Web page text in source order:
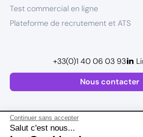
Continuer sans accepter
Salut c'est nous...
Test commercial en ligne
Plateforme de recrutement et ATS
Nous contacter
+33(0)1 40 06 03 93